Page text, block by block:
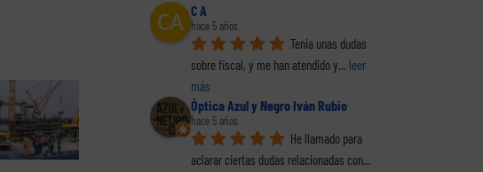
Outsourcing de RR.
HH. ¿Para qué
empresas está
Retener el talento
en la empresa.
Algunas estrategias
Así reducimos el
salud mental de
trabajadores e
incrementamos la
C A
hace 5 años
Tenia unas dudas
sobre fiscal, y me han atendido y... leer
más
Óptica Azul y Negro Iván Rubio
hace 5 años
He llamado para
aclarar ciertas dudas relacionadas con